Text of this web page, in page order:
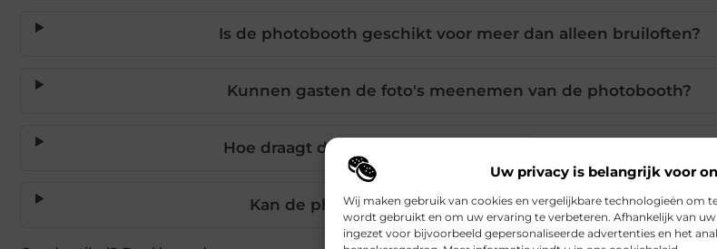
Uw privacy is belangrijk voor
Wij maken gebruik van cookies en vergelijkbare technologieën om
wordt gebruikt en om uw ervaring te verbeteren. Afhankelijk van
ingezet voor bijvoorbeeld gepersonaliseerde advertenties en het
Is de photobooth geschikt voor meer dan alleen bruiloften?
Kunnen gasten de foto's meenemen van de photobooth?
Hoe draagt de photobooth bij aan de sfeer van een event?
Kan de photobooth naar wens aangekleed worden?